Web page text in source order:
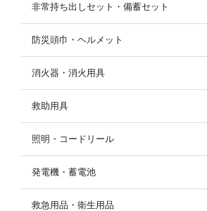
非常持ち出しセット・備蓄セット
防災頭巾・ヘルメット
消火器・消火用具
救助用具
照明・コードリール
発電機・蓄電池
救急用品・衛生用品